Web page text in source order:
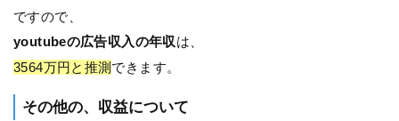
ですので、
youtubeの広告収入の年収は、
3564万円と推測 できます。
その他の、収益について